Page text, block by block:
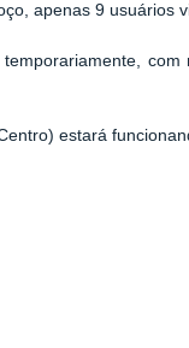
apenas 9 usuários
estará